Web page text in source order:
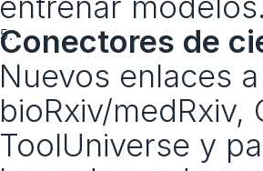
Conectores de
Nuevos enlaces
bioRxiv/medRxiv,
ToolUniverse y